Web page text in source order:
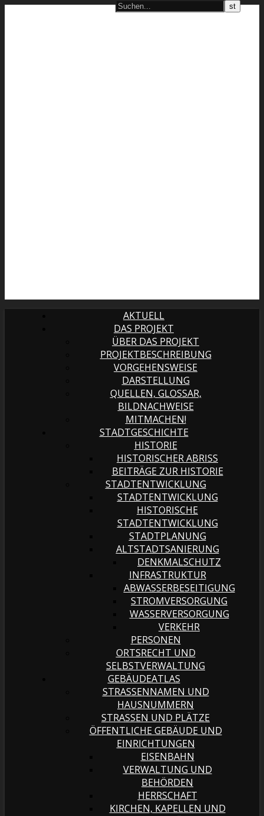
AKTUELL
DAS PROJEKT
ÜBER DAS PROJEKT
PROJEKTBESCHREIBUNG
VORGEHENSWEISE
DARSTELLUNG
QUELLEN, GLOSSAR,
BILDNACHWEISE
MITMACHEN!
STADTGESCHICHTE
HISTORIE
HISTORISCHER ABRISS
BEITRÄGE ZUR HISTORIE
STADTENTWICKLUNG
STADTENTWICKLUNG
HISTORISCHE
STADTENTWICKLUNG
STADTPLANUNG
ALTSTADTSANIERUNG
DENKMALSCHUTZ
INFRASTRUKTUR
ABWASSERBESEITIGUNG
STROMVERSORGUNG
WASSERVERSORGUNG
VERKEHR
PERSONEN
ORTSRECHT UND
SELBSTVERWALTUNG
GEBÄUDEATLAS
STRASSENNAMEN UND H
AUSNUMMERN
STRASSEN UND PLÄTZE
ÖFFENTLICHE GEBÄUDE UND
EINRICHTUNGEN
EISENBAHN
VERWALTUNG UND
BEHÖRDEN
HERRSCHAFT
KIRCHEN, KAPELLEN UND